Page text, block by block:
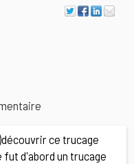
ce trucage
fut d'abord un trucage